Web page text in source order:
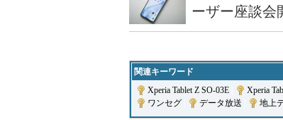
ーザー座談会
関連キーワード
Xperia Tablet Z SO-03E
Xperia
ワンセグ
データ放送 地上